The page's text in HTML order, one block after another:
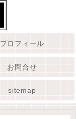
プロフィール
お問合せ
sitemap